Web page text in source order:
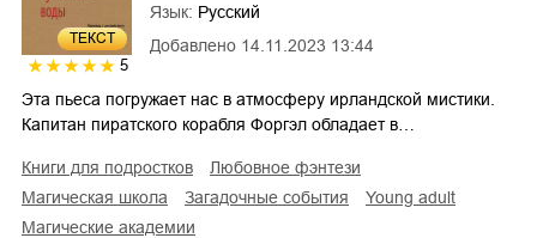
ТЕКСТ
5
Добавлено 14.11.2023 13:44
Язык: Русский
Эта пьеса погружает нас в атмосферу ирландской мистики.
Капитан пиратского корабля Форгэл обладает в…
книги для подростков
любовное фэнтези
магическая школа
загадочные события
young adult
магические академии